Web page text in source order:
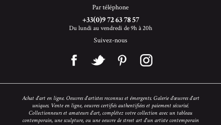
Par téléphone
+33(0)9 72 63 78 57
Du lundi au vendredi de 9h à 20h
Suivez-nous
Achat d'art en ligne. Oeuvres d'artistes reconnus et émergents. Galerie d'œuvres d'art
uniques. Vente en ligne, oeuvres certifiés authentifiées et paiement sécurisé.
Collectionneurs et amateurs d'art, complétez votre collection avec un tableau
contemporain, une sculpture, ou une oeuvre de street art d'un artiste contemporain